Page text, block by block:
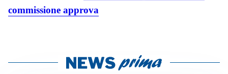
commissione approva